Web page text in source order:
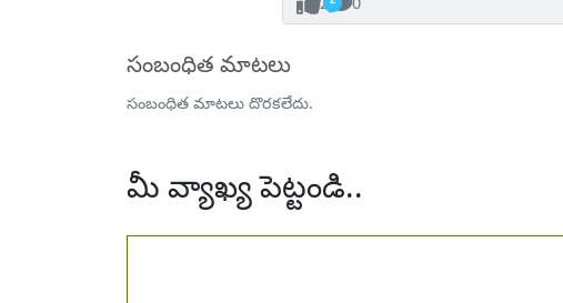
సంబంధిత మాటలు
సంబంధిత మాటలు దొరకలేదు.
మీ వ్యాఖ్య పెట్టండి..